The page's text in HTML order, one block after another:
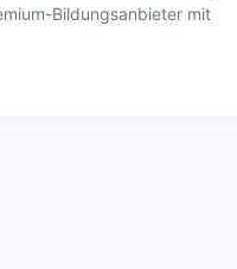
Bildungsanbieter mit